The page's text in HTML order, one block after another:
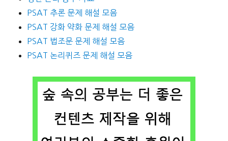
PSAT 추론 문제 해설 모음
PSAT 강화 약화 문제 해설 모음
PSAT 법조문 문제 해설 모음
PSAT 논리퀴즈 문제 해설 모음